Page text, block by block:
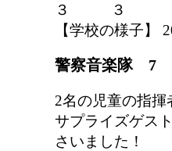
【学校の様子】
警察音楽隊 7
2名の児童の指揮
サプライズゲス
さいました！